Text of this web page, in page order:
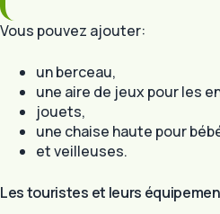
Vous pouvez ajouter:
un berceau,
une aire de jeux pour les
jouets,
une chaise haute pour
et veilleuses.
Les touristes et leurs